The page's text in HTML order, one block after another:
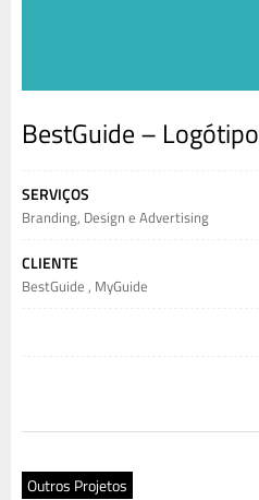
BestGuide – Logótipo
SERVIÇOS
Branding, Design e Advertising
CLIENTE
BestGuide , MyGuide
Outros Projetos